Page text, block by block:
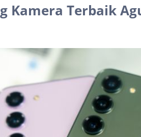
Kamera Terbaik